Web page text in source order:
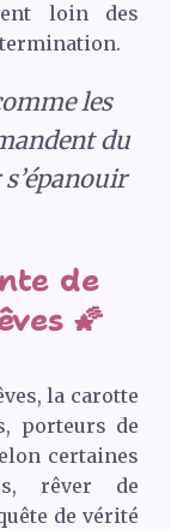
loin des
les
du
de
🌠
la carotte
porteurs de
certaines
rêver de
de vérité